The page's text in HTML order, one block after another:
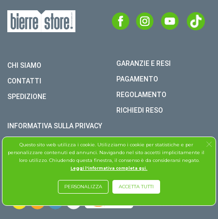
CHI SIAMO
CONTATTI
SPEDIZIONE
GARANZIE E RESI
PAGAMENTO
REGOLAMENTO
RICHIEDI RESO
INFORMATIVA SULLA PRIVACY
COPYRIGHT © BIERRE STORE S.R.L. P.I. 02979990609
TUTTI I DIRITTI RISERVATI
ASSISTENZA FOLLETTO
Questo sito web utilizza i cookie. Utilizziamo i cookie per statistiche e per
personalizzare contenuti ed annunci. Navigando nel sito accetti implicitamente il
loro utilizzo. Chiudendo questa finestra, il consenso è da considerarsi negato.
Leggi l'informativa completa qui.
PERSONALIZZA ACCETTA TUTTI